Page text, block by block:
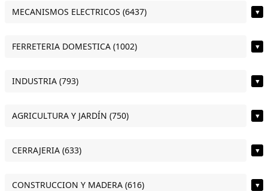
MECANISMOS ELECTRICOS (6437) ▼
FERRETERIA DOMESTICA (1002) ▼
INDUSTRIA (793) ▼
AGRICULTURA Y JARDÍN (750) ▼
CERRAJERIA (633) ▼
CONSTRUCCION Y MADERA (616) ▼